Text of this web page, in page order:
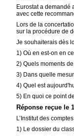
Eurostat a demandé
avec cette
Lors de la
sur la procédure de
Je souhaiterais dès
1) Où en est-on en
2) Quels moments
3) Dans quelle
4) Quel est
5) En quoi ce point
Réponse reçue le
L’Institut des
1) Le dossier du